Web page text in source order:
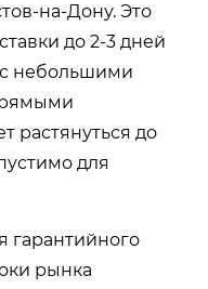
на-Дону. Это
до 2-3 дней
небольшими
растянуться до
для
гарантийного
рынка